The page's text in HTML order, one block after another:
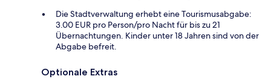
Die Stadtverwaltung erhebt eine Tourismusabgabe:
3.00 EUR pro Person/pro Nacht für bis zu 21
Übernachtungen. Kinder unter 18 Jahren sind von der
Abgabe befreit.
Optionale Extras